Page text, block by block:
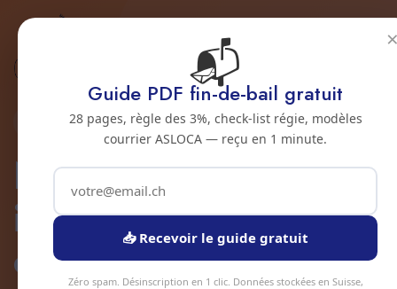
Nettoyage intermediaire chantier
Jura bernois Bienne
2500 · JURA BERNOIS
Nettoyage
intermediaire de
chantier a Bienne
📬
Guide PDF fin-de-bail gratuit
28 pages, règle des 3%, check-list régie, modèles
courrier ASLOCA — reçu en 1 minute.
📥 Recevoir le guide gratuit
Zéro spam. Désinscription en 1 clic. Données stockées en Suisse,